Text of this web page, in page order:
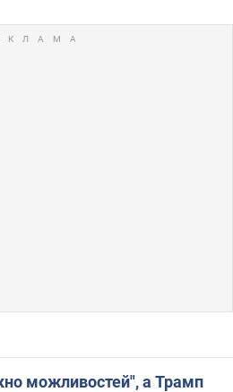
можливостей", а Трамп